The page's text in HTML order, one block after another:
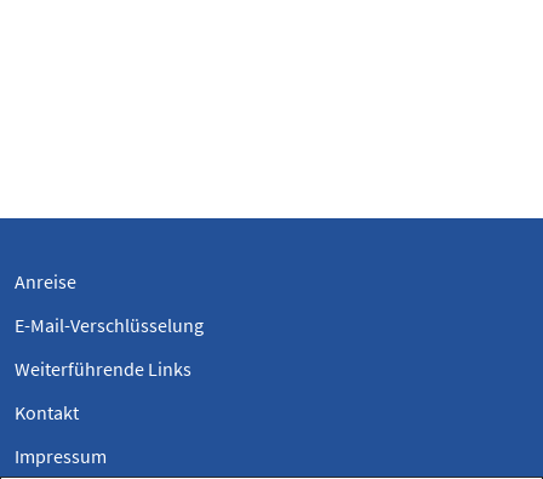
Anreise
E-Mail-Verschlüsselung
Weiterführende Links
Kontakt
Impressum